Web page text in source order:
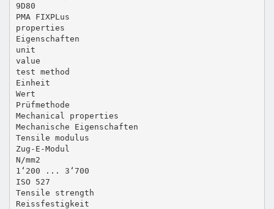
9D80
PMA FIXPLus
properties
Eigenschaften
unit
value
test method
Einheit
Wert
Prüfmethode
Mechanical properties
Mechanische Eigenschaften
Tensile modulus
Zug-E-Modul
N/mm2
1‘200 ... 3‘700
ISO 527
Tensile strength
Reissfestigkeit